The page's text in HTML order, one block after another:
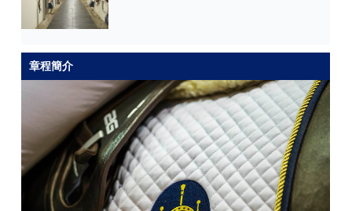
章程簡介